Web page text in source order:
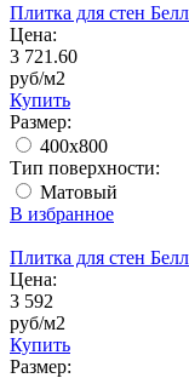
Плитка для стен
Цена:
3 721.60
руб/м2
Купить
Размер:
400х800
Тип поверхности:
Матовый
В избранное
Плитка для стен
Цена:
3 592
руб/м2
Купить
Размер: